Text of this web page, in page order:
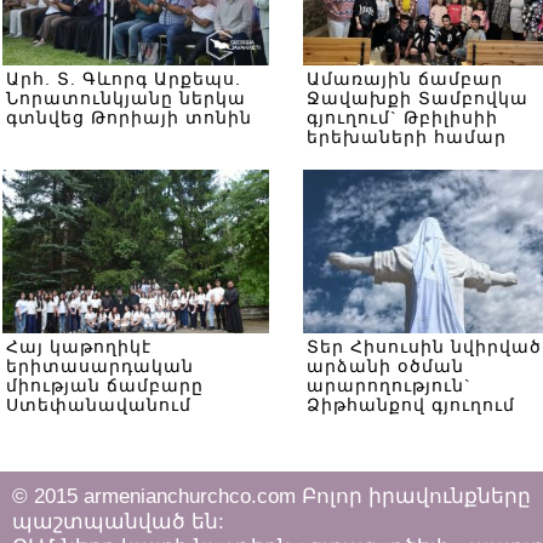
Արհ. Տ. Գևորգ Արքեպս.
Նորատունկյանը ներկա
գտնվեց Թորիայի տոնին
Ամառային ճամբար
Ջավախքի Տամբովկա
գյուղում` Թբիլիսիի
երեխաների համար
Հայ կաթողիկէ
երիտասարդական
միության ճամբարը
Ստեփանավանում
Տեր Հիսուսին նվիրված
արձանի օծման
արարողություն`
Ձիթհանքով գյուղում
© 2015 armenianchurchco.com Բոլոր իրավունքները
պաշտպանված են: